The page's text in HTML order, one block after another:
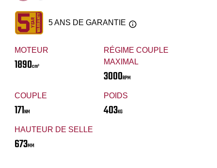
MOTEUR
1890cm³
RÉGIME COUPLE
MAXIMAL
3000RPM
COUPLE
171NM
POIDS
403KG
HAUTEUR DE SELLE
673MM
5 ANS DE GARANTIE